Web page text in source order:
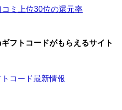
ミ上位30位の還元率
フトコードがもらえるサイト
コード最新情報